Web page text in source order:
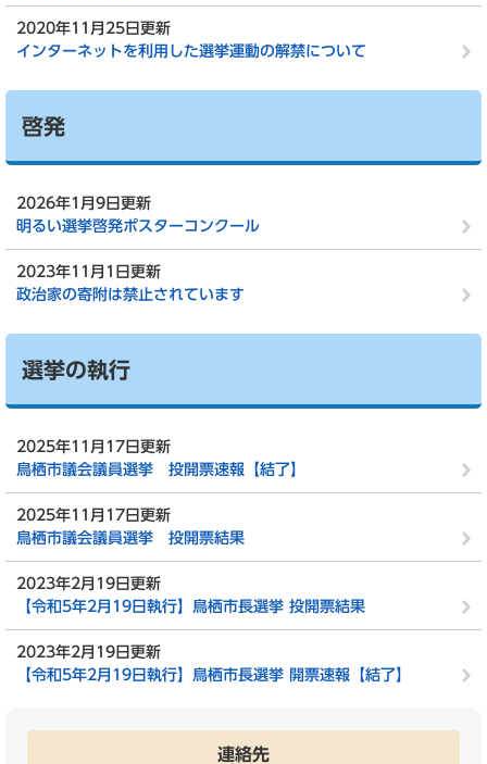
2020年11月25日更新
インターネットを利用した選挙運動の解禁について
啓発
2026年1月9日更新
明るい選挙啓発ポスターコンクール
2023年11月1日更新
政治家の寄附は禁止されています
選挙の執行
2025年11月17日更新
鳥栖市議会議員選挙 投開票速報【結了】
2025年11月17日更新
鳥栖市議会議員選挙 投開票結果
2023年2月19日更新
【令和5年2月19日執行】鳥栖市長選挙 投開票結果
2023年2月19日更新
【令和5年2月19日執行】鳥栖市長選挙 開票速報【結了】
連絡先